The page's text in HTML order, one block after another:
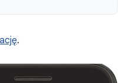
.